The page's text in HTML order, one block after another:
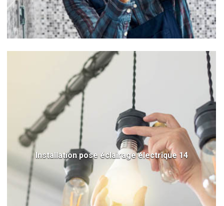
Installation pose éclairage électrique 14